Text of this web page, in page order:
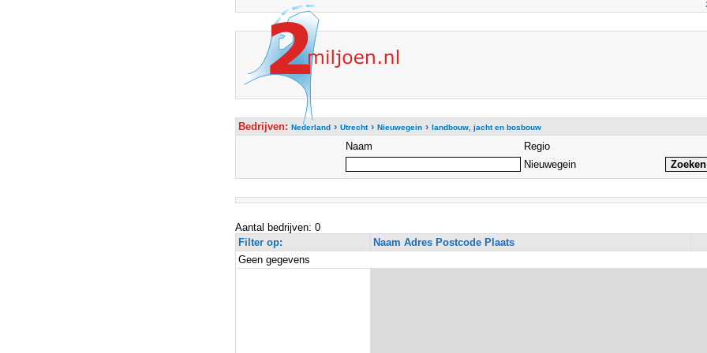
Bedrijven: Nederland› Utrecht› Nieuwegein› landbouw, jacht en bosbouw
Naam
Regio
Nieuwegein
Aantal bedrijven: 0
Filter op:
Naam Adres Postcode Plaats
Geen gegevens